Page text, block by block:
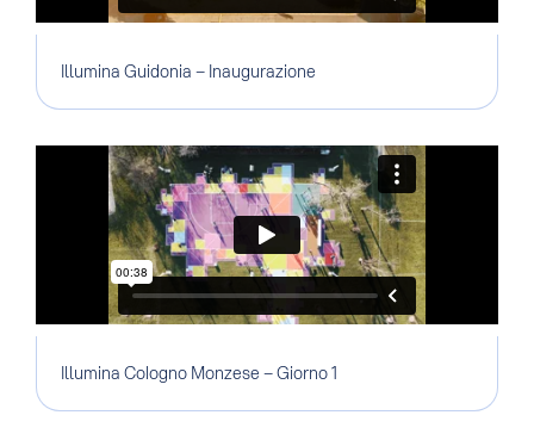
Illumina Guidonia – Inaugurazione
Illumina Cologno Monzese – Giorno 1